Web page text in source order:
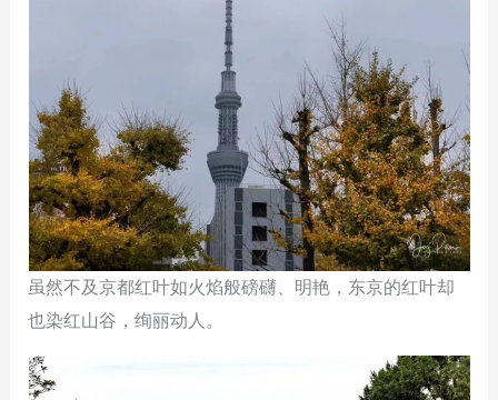
虽然不及京都红叶如火焰般磅礴、明艳，东京的红叶却
也染红山谷，绚丽动人。